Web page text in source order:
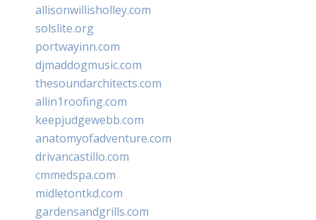
allisonwillisholley.com
solslite.org
portwayinn.com
djmaddogmusic.com
thesoundarchitects.com
allin1roofing.com
keepjudgewebb.com
anatomyofadventure.com
drivancastillo.com
cmmedspa.com
midletontkd.com
gardensandgrills.com